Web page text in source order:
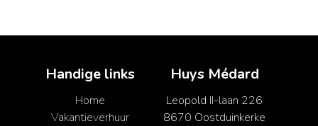
Handige links
Home
Vakantieverhuur
Huys Médard
Leopold II-laan 226
8670 Oostduinkerke